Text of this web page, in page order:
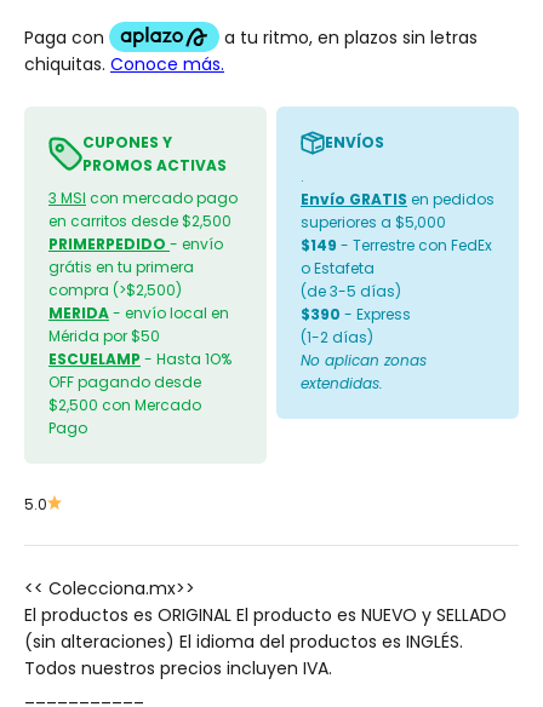
CUPONES Y
PROMOS ACTIVAS
3 MSI con mercado pago
en carritos desde $2,500
PRIMERPEDIDO - envío
grátis en tu primera
compra (>$2,500)
MERIDA- envío local en
Mérida por $50
ESCUELAMP - Hasta 1O%
OFF pagando desde
$2,500 con Mercado
Pago
ENVÍOS
.
Envío GRATIS en pedidos
superiores a $5,000
$149 - Terrestre con FedEx
o Estafeta
(de 3-5 días)
$390 - Express
(1-2 días)
No aplican zonas
extendidas.
5.0
<< Colecciona.mx>>
El productos es ORIGINAL El producto es NUEVO y SELLADO
(sin alteraciones) El idioma del productos es INGLÉS.
Todos nuestros precios incluyen IVA.